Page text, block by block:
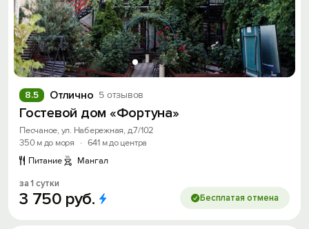
Отлично 5 отзывов
8.5
Гостевой дом «Фортуна»
Песчаное, ул. Набережная, д.7/102
350 м до моря
· 641 м до центра
Питание
Мангал
за 1 сутки
3 750 руб. Бесплатая отмена
промокод на первое бронирование!
Получить промокод